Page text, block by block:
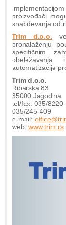
proizvođači
snabdevanja od
Trim d.o.o.
pronalaženju
specifičnim
automatizacije
Trim d.o.o.
Ribarska 83
35000 Jagodina
tel/fax: 035/
035/245-409
e-mail:
web: www.trim.rs